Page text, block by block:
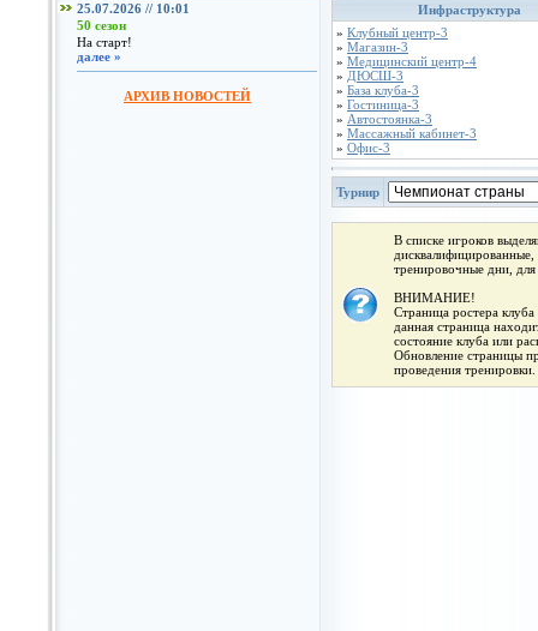
25.07.2026 // 10:01
50 сезон
На старт!
далее »
АРХИВ НОВОСТЕЙ
Инфраструктура
» Клубный центр-3
» Магазин-3
» Медицинский центр-4
» ДЮСШ-3
» База клуба-3
» Гостиница-3
» Автостоянка-3
» Массажный кабинет-3
» Офис-3
Турнир
В списке игроков
тренировочные дни,
ВНИМАНИЕ!
Страница ростера
данная страница
состояние клуба или
Обновление страницы
проведения тренировки.